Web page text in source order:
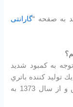
به صفحه “گارانتی
1369 با توجه به كمبود شديد
توليد كننده باتري
خودرو دولتي در كشور وجود داشت تاسیس و از سال 1373 به